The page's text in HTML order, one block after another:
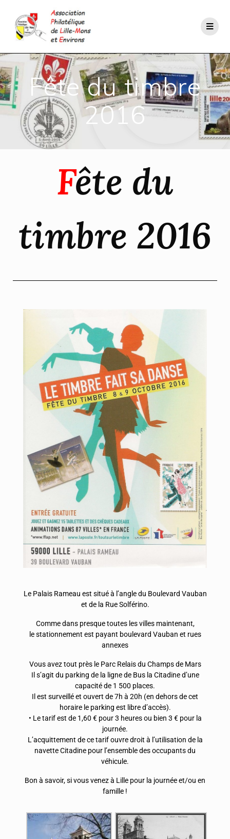
Fête du timbre
2016
Fête du
timbre 2016
Le Palais Rameau est situé à l’angle du Boulevard Vauban
et de la Rue Solférino.
Comme dans presque toutes les villes maintenant,
le stationnement est payant boulevard Vauban et rues
annexes
Vous avez tout près le Parc Relais du Champs de Mars
Il s’agit du parking de la ligne de Bus la Citadine d’une
capacité de 1 500 places.
Il est surveillé et ouvert de 7h à 20h (en dehors de cet
horaire le parking est libre d’accès).
• Le tarif est de 1,60 € pour 3 heures ou bien 3 € pour la
journée.
L’acquittement de ce tarif ouvre droit à l’utilisation de la
navette Citadine pour l’ensemble des occupants du
véhicule.
Bon à savoir, si vous venez à Lille pour la journée et/ou en
famille !